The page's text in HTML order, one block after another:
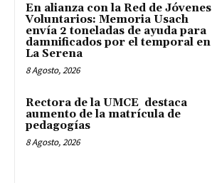
En alianza con la Red de Jóvenes
Voluntarios: Memoria Usach
envía 2 toneladas de ayuda para
damnificados por el temporal en
La Serena
8 Agosto, 2026
Rectora de la UMCE destaca
aumento de la matrícula de
pedagogías
8 Agosto, 2026